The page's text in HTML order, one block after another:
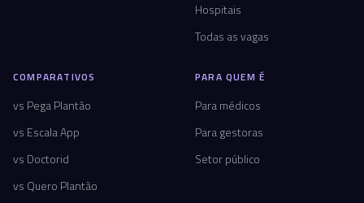
Hospitais
Todas as vagas
COMPARATIVOS
vs Pega Plantão
vs Escala App
vs Doctorid
vs Quero Plantão
PARA QUEM É
Para médicos
Para gestoras
Setor público